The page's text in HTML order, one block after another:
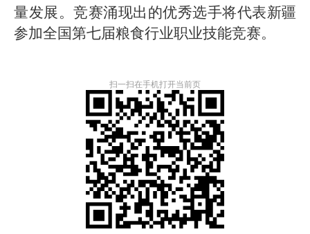
量发展。竞赛涌现出的优秀选手将代表新疆
参加全国第七届粮食行业职业技能竞赛。
扫一扫在手机打开当前页